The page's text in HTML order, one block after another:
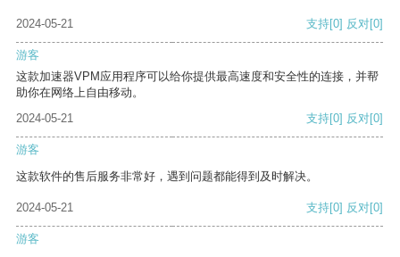
2024-05-21 支持[0] 反对[0]
游客
这款加速器VPM应用程序可以给你提供最高速度和安全性的连接，并帮
助你在网络上自由移动。
2024-05-21
支持[0] 反对[0]
游客
这款软件的售后服务非常好，遇到问题都能得到及时解决。
2024-05-21 支持[0] 反对[0]
游客